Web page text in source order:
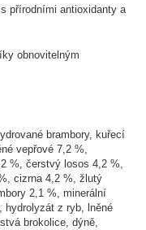
přírodními antioxidanty a
obnovitelným
brambory, kuřecí
vepřové 7,2 %,
%, čerstvý losos 4,2 %,
cizrna 4,2 %, žlutý
2,1 %, minerální
hydrolyzát z ryb, lněné
brokolice, dýně,